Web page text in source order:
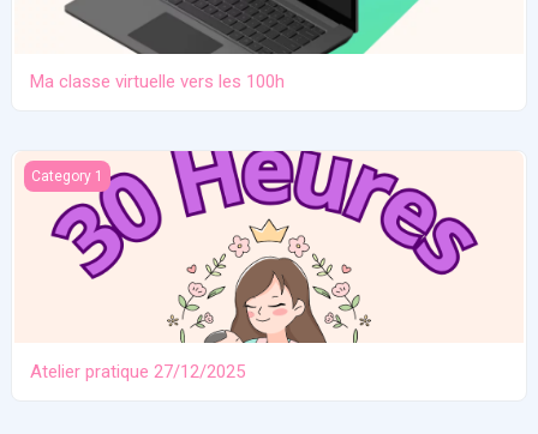
Ma classe virtuelle vers les 100h
Atelier pratique 27/12/2025
Category 1
Atelier pratique 27/12/2025